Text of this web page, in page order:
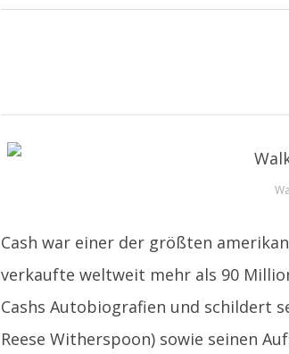
Cash war einer der größten
verkaufte weltweit mehr als 90
Cashs Autobiografien und schildert
Reese Witherspoon) sowie seinen